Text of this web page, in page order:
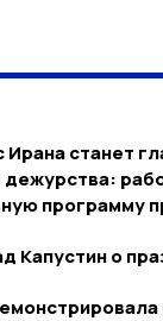
станет
программу
Капустин о